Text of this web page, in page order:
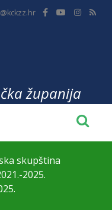
županija
skupština
2025.